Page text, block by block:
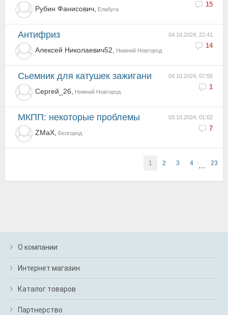
15
Рубин Фанисович, Елабуга
04.10.2024, 22:41
14
антифриз
Алексей Николаевич52, Нижний Новгород
04.10.2024, 07:55
1
Сьемник для катушек зажигани
Сергей_26, Нижний Новгород
03.10.2024, 01:02
7
МКПП: некоторые проблемы
ZМaX, Белгород
1 2 3 4 … 23
О компании
Интернет магазин
Каталог товаров
Партнерство